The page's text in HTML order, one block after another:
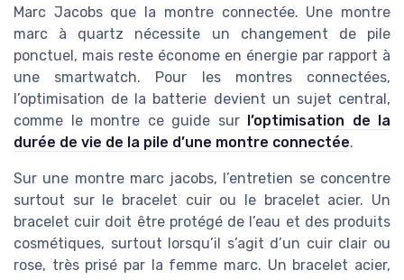
Marc Jacobs que la montre connectée. Une montre
marc à quartz nécessite un changement de pile
ponctuel, mais reste économe en énergie par rapport à
une smartwatch. Pour les montres connectées,
l’optimisation de la batterie devient un sujet central,
comme le montre ce guide sur l’optimisation de la
durée de vie de la pile d’une montre connectée.
Sur une montre marc jacobs, l’entretien se concentre
surtout sur le bracelet cuir ou le bracelet acier. Un
bracelet cuir doit être protégé de l’eau et des produits
cosmétiques, surtout lorsqu’il s’agit d’un cuir clair ou
rose, très prisé par la femme marc. Un bracelet acier,